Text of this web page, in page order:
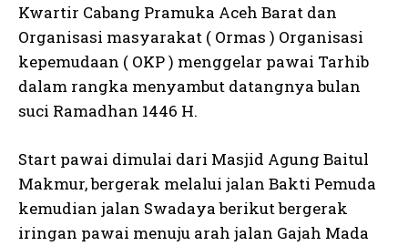
Kwartir Cabang Pramuka Aceh Barat dan
Organisasi masyarakat ( Ormas ) Organisasi
kepemudaan ( OKP ) menggelar pawai Tarhib
dalam rangka menyambut datangnya bulan
suci Ramadhan 1446 H.
Start pawai dimulai dari Masjid Agung Baitul
Makmur, bergerak melalui jalan Bakti Pemuda
kemudian jalan Swadaya berikut bergerak
iringan pawai menuju arah jalan Gajah Mada